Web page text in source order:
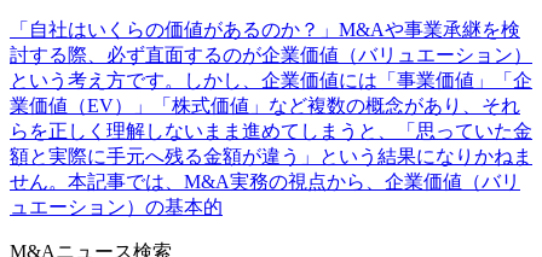
「自社はいくらの価値があるのか？」M&Aや事業承継を検
討する際、必ず直面するのが企業価値（バリュエーション）
という考え方です。しかし、企業価値には「事業価値」「企
業価値（EV）」「株式価値」など複数の概念があり、それ
らを正しく理解しないまま進めてしまうと、「思っていた金
額と実際に手元へ残る金額が違う」という結果になりかねま
せん。本記事では、M&A実務の視点から、企業価値（バリ
ュエーション）の基本的
M&Aニュース検索